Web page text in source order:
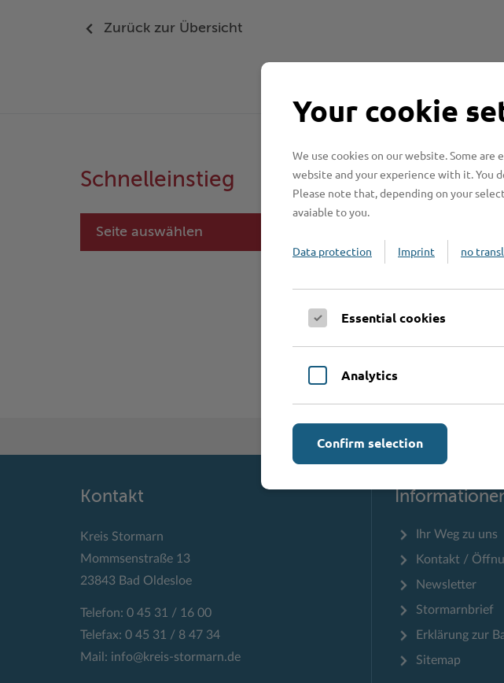
Zurück zur Übersicht
Schnelleinstieg
Seite auswählen
Online-
Formulare
Kontakt
Kreis Stormarn
Mommsenstraße 13
23843 Bad Oldesloe
Telefon: 0 45 31 / 16 00
Telefax: 0 45 31 / 8 47 34
Mail: info@kreis-stormarn.de
Ihr Weg zu uns
Kontakt /
Newsletter
Stormarnbrief
Erklärung zur
Sitemap
Your cookie
We use cookies on our website. Some
website and your experience with it. You
Please note that, depending on your
avaiable to you.
Data protection Imprint no
Essential cookies
Analytics
Confirm selection